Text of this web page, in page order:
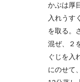
かぶは厚
入れうす
を取る。
混ぜ、２
ぐじを入
にのせて